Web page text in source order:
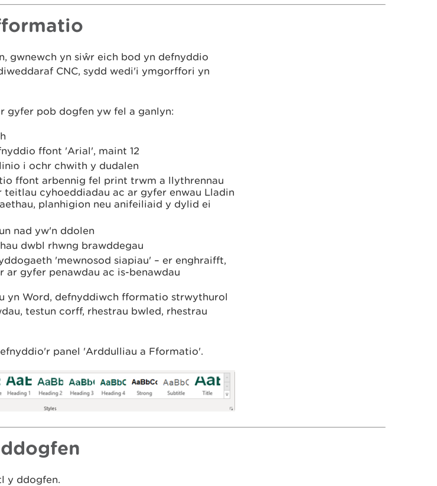
gwnewch yn siŵr eich bod yn defnyddio
CNC, sydd wedi'i ymgorffori yn
gyfer pob dogfen yw fel a ganlyn:
ffont 'Arial', maint 12
i ochr chwith y dudalen
ffont arbennig fel print trwm a llythrennau
cyhoeddiadau ac ar gyfer enwau Lladin
planhigion neu anifeiliaid y dylid ei
nad yw'n ddolen
dwbl rhwng brawddegau
'mewnosod siapiau' – er enghraifft,
gyfer penawdau ac is-benawdau
yn Word, defnyddiwch fformatio strwythurol
testun corff, rhestrau bwled, rhestrau
panel 'Arddulliau a Fformatio'.
y ddogfen.